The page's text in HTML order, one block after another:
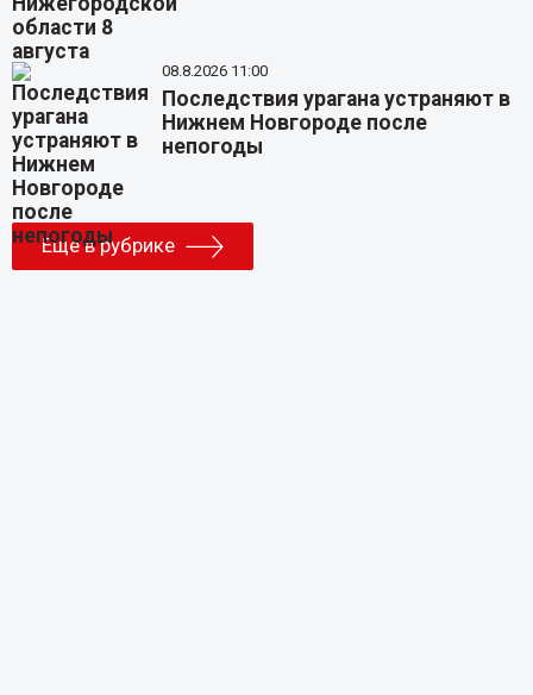
08.8.2026 11:00
Последствия урагана устраняют в
Нижнем Новгороде после
непогоды
Еще в рубрике